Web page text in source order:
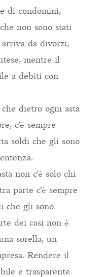
di condomini,
non sono stati
da divorzi,
mentre il
a debiti con
dietro ogni asta
c’è sempre
soldi che gli sono
non c’è solo chi
parte c’è sempre
che gli sono
dei casi non è
sorella, un
Rendere il
e trasparente